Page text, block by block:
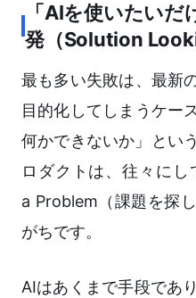
「AIを使いたい
発（Solution
最も多い失敗は、最新
目的化してしまうケー
何かできないか」とい
ロダクトは、往々に
a Problem（課題を探
がちです。
AIはあくまで手段であ